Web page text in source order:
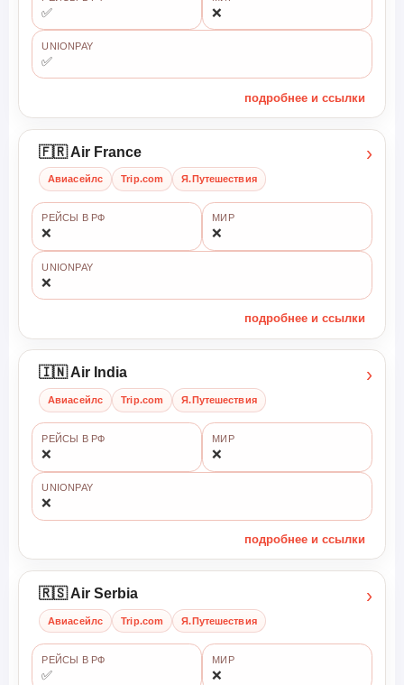
✅ ❌
UNIONPAY
✅
подробнее и ссылки
🇫🇷 Air France
Авиасейлс Trip.com Я.Путешествия
›
РЕЙСЫ В РФ
❌
МИР
❌
UNIONPAY
❌
подробнее и ссылки
🇮🇳 Air India
Авиасейлс Trip.com Я.Путешествия
›
РЕЙСЫ В РФ
❌
МИР
❌
UNIONPAY
❌
подробнее и ссылки
🇷🇸 Air Serbia
Авиасейлс Trip.com Я.Путешествия
›
РЕЙСЫ В РФ
✅
МИР
❌